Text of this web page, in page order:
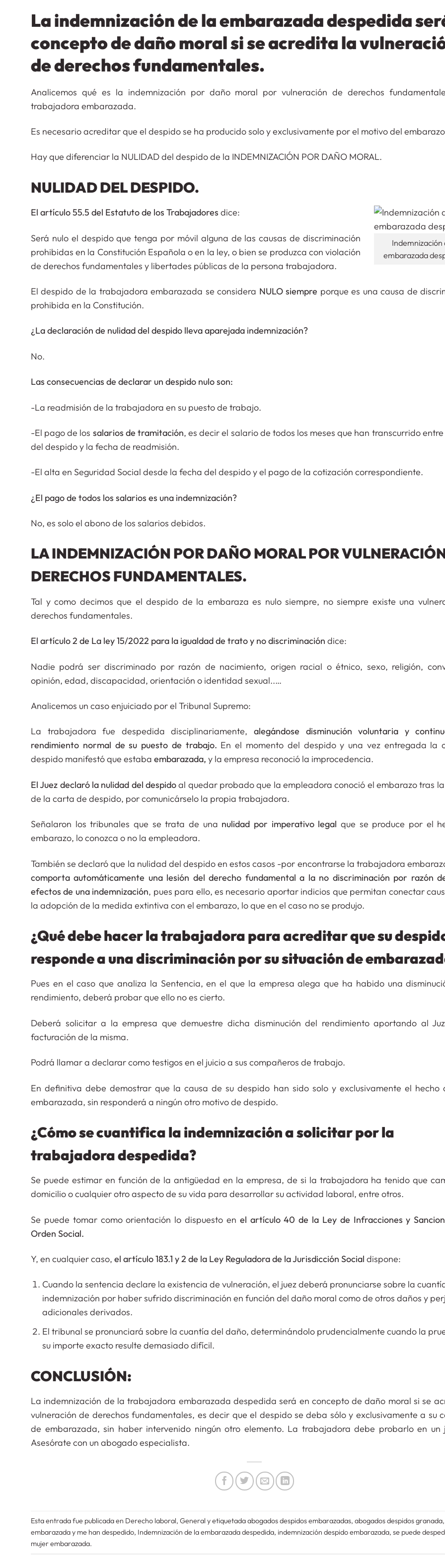
La indemnización de la embarazada despedida
concepto de daño moral si se acredita la
de derechos fundamentales.
Analicemos qué es la indemnización por daño moral por vulneración de derechos
trabajadora embarazada.
Es necesario acreditar que el despido se ha producido solo y exclusivamente por el motivo del
Hay que diferenciar la NULIDAD del despido de la INDEMNIZACIÓN POR DAÑO MORAL.
NULIDAD DEL DESPIDO.
Indemnización
embarazada
El artículo 55.5 del Estatuto de los Trabajadores dice:
Será nulo el despido que tenga por móvil alguna de las causas de discriminación
prohibidas en la Constitución Española o en la ley, o bien se produzca con violación
de derechos fundamentales y libertades públicas de la persona trabajadora.
El despido de la trabajadora embarazada se considera NULO siempre porque es una causa de
prohibida en la Constitución.
¿La declaración de nulidad del despido lleva aparejada indemnización?
No.
Las consecuencias de declarar un despido nulo son:
-La readmisión de la trabajadora en su puesto de trabajo.
-El pago de los salarios de tramitación, es decir el salario de todos los meses que han transcurrido
del despido y la fecha de readmisión.
-El alta en Seguridad Social desde la fecha del despido y el pago de la cotización correspondiente.
¿El pago de todos los salarios es una indemnización?
No, es solo el abono de los salarios debidos.
LA INDEMNIZACIÓN POR DAÑO MORAL POR
DERECHOS FUNDAMENTALES.
Tal y como decimos que el despido de la embaraza es nulo siempre, no siempre existe una
derechos fundamentales.
El artículo 2 de La ley 15/2022 para la igualdad de trato y no discriminación dice:
Nadie podrá ser discriminado por razón de nacimiento, origen racial o étnico, sexo, religión,
opinión, edad, discapacidad, orientación o identidad sexual..…
Analicemos un caso enjuiciado por el Tribunal Supremo:
La trabajadora fue despedida disciplinariamente, alegándose disminución voluntaria y
rendimiento normal de su puesto de trabajo. En el momento del despido y una vez entregada la
despido manifestó que estaba embarazada, y la empresa reconoció la improcedencia.
El Juez declaró la nulidad del despidoal quedar probado que la empleadora conoció el embarazo tras
de la carta de despido, por comunicárselo la propia trabajadora.
Señalaron los tribunales que se trata de una nulidad por imperativo legal que se produce por el
embarazo, lo conozca o no la empleadora.
También se declaró que la nulidad del despido en estos casos -por encontrarse la trabajadora
comporta automáticamente una lesión del derecho fundamental a la no discriminación por razón
efectos de una indemnización, pues para ello, es necesario aportar indicios que permitan conectar
la adopción de la medida extintiva con el embarazo, lo que en el caso no se produjo.
¿Qué debe hacer la trabajadora para acreditar que su
responde a una discriminación por su situación de
Pues en el caso que analiza la Sentencia, en el que la empresa alega que ha habido una
rendimiento, deberá probar que ello no es cierto.
Deberá solicitar a la empresa que demuestre dicha disminución del rendimiento aportando al
facturación de la misma.
Podrá llamar a declarar como testigos en el juicio a sus compañeros de trabajo.
En definitiva debe demostrar que la causa de su despido han sido solo y exclusivamente el hecho
embarazada, sin responderá a ningún otro motivo de despido.
¿Cómo se cuantifica la indemnización a solicitar por la
trabajadora despedida?
Se puede estimar en función de la antigüedad en la empresa, de si la trabajadora ha tenido que
domicilio o cualquier otro aspecto de su vida para desarrollar su actividad laboral, entre otros.
Se puede tomar como orientación lo dispuesto en el artículo 40 de la Ley de Infracciones y
Orden Social.
Y, en cualquier caso, el artículo 183.1 y 2 de la Ley Reguladora de la Jurisdicción Social dispone:
Cuando la sentencia declare la existencia de vulneración, el juez deberá pronunciarse sobre la
indemnización por haber sufrido discriminación en función del daño moral como de otros daños y
adicionales derivados.
El tribunal se pronunciará sobre la cuantía del daño, determinándolo prudencialmente cuando la
su importe exacto resulte demasiado difícil.
CONCLUSIÓN:
La indemnización de la trabajadora embarazada despedida será en concepto de daño moral si se
vulneración de derechos fundamentales, es decir que el despido se deba sólo y exclusivamente a su
de embarazada, sin haber intervenido ningún otro elemento. La trabajadora debe probarlo en un
Asesórate con un abogado especialista.
Esta entrada fue publicada en Derecho laboral, General y etiquetadaabogados despidos embarazadas, abogados despidos granada,
embarazada y me han despedido, Indemnización de la embarazada despedida, indemnización despido embarazada, se puede
mujer embarazada.